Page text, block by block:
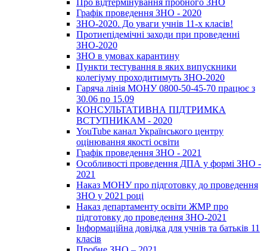
Про відтермінування пробного ЗНО
Графік проведення ЗНО - 2020
ЗНО-2020. До уваги учнів 11-х класів!
Протиепідемічні заходи при проведенні
ЗНО-2020
ЗНО в умовах карантину
Пункти тестування в яких випускники
колегіуму проходитимуть ЗНО-2020
Гаряча лінія МОНУ 0800-50-45-70 працює з
30.06 по 15.09
КОНСУЛЬТАТИВНА ПІДТРИМКА
ВСТУПНИКАМ - 2020
YouTube канал Українського центру
оцінювання якості освіти
Графік проведення ЗНО - 2021
Особливості проведення ДПА у формі ЗНО -
2021
Наказ МОНУ про підготовку до проведення
ЗНО у 2021 році
Наказ департаменту освіти ЖМР про
підготовку до проведення ЗНО-2021
Інформаційна довідка для учнів та батьків 11
класів